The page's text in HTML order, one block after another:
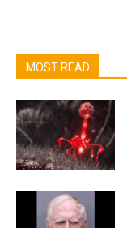
MOST READ